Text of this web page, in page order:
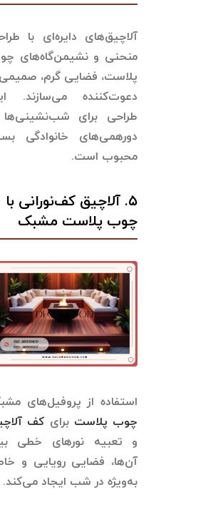
آلاچیق‌های دایره‌ای با
منحنی و نشیمن‌گاه‌های
پلاست، فضایی گرم،
دعوت‌کننده می‌سازند.
طراحی برای
دورهمی‌های خانوادگی
محبوب است.
۵. آلاچیق کف‌نورانی با
چوب پلاست مشبک
استفاده از پروفیل‌های
چوب پلاست برای کف
و تعبیه نورهای خطی
آن‌ها، فضایی رویایی و
به‌ویژه در شب ایجاد می‌کند.